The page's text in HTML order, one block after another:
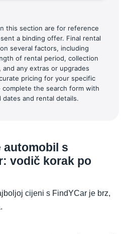
this section are for reference
a binding offer. Final rental
several factors, including
of rental period, collection
any extras or upgrades
pricing for your specific
complete the search form with
and rental details.
automobil s
vodič korak po
cijeni s FindYCar je brz,